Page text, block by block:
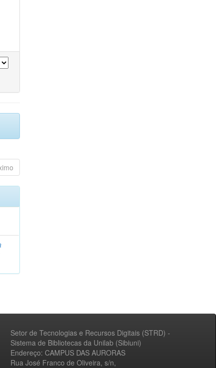
Setor de Tecnologias e Recursos Digitais (STRD) -
Sistema de Bibliotecas da Unilab (Sibiuni)
Endereço: CAMPUS DAS AURORAS
Rua José Franco de Oliveira, s/n,